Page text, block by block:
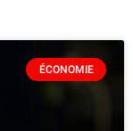
ÉCONOMIE